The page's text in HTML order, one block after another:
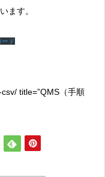
ます。
ード
title=”QMS（手順